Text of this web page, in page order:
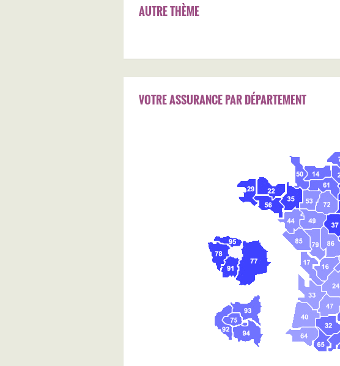
AUTRE THÈME
VOTRE ASSURANCE PAR DÉPARTEMENT